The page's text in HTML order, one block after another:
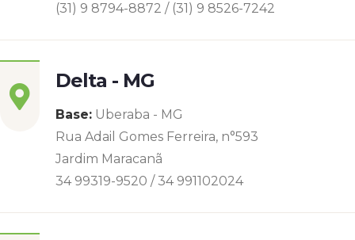
(31) 9 8794-8872 / (31) 9 8526-7242
Delta - MG
Base: Uberaba - MG
Rua Adail Gomes Ferreira, n°593
Jardim Maracanã
34 99319-9520 / 34 991102024